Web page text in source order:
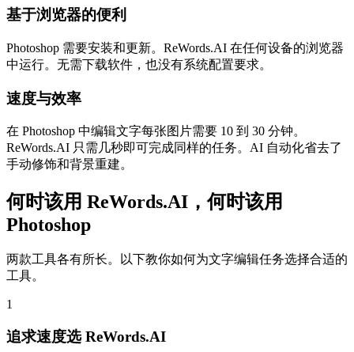
基于浏览器的便利
Photoshop 需要安装和更新。ReWords.AI 在任何设备的浏览器
中运行。无需下载软件，也没有系统配置要求。
速度与效率
在 Photoshop 中编辑文字每张图片需要 10 到 30 分钟。
ReWords.AI 只需几秒即可完成同样的任务。AI 自动化省去了
手动修饰和背景重建。
何时该用 ReWords.AI，何时该用
Photoshop
两款工具各有所长。以下教你如何为文字编辑任务选择合适的
工具。
1
追求速度选 ReWords.AI